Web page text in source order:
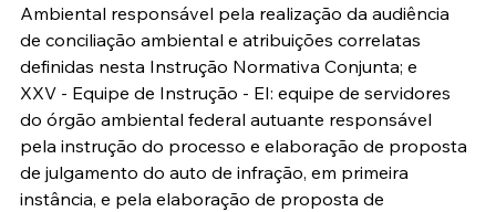
Ambiental responsável pela realização da audiência
de conciliação ambiental e atribuições correlatas
definidas nesta Instrução Normativa Conjunta; e
XXV - Equipe de Instrução - EI: equipe de servidores
do órgão ambiental federal autuante responsável
pela instrução do processo e elaboração de proposta
de julgamento do auto de infração, em primeira
instância, e pela elaboração de proposta de